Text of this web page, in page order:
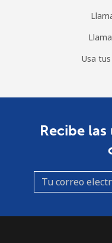
Usa
Recibe